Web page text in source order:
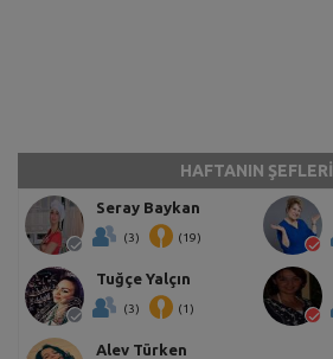
HAFTANIN ŞEFLERİ
Seray Baykan
(3) (19)
Tuğçe Yalçın
(3) (1)
Alev Türken